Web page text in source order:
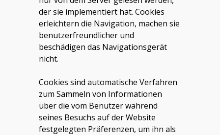
der sie implementiert hat. Cookies
erleichtern die Navigation, machen sie
benutzerfreundlicher und
beschädigen das Navigationsgerät
nicht.
Cookies sind automatische Verfahren
zum Sammeln von Informationen
über die vom Benutzer während
seines Besuchs auf der Website
festgelegten Präferenzen, um ihn als